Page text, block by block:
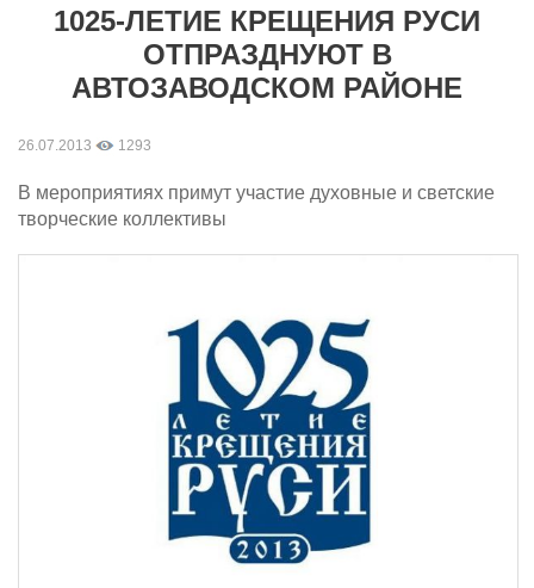
1025-ЛЕТИЕ КРЕЩЕНИЯ РУСИ
ОТПРАЗДНУЮТ В
АВТОЗАВОДСКОМ РАЙОНЕ
26.07.2013 1293
В мероприятиях примут участие духовные и светские
творческие коллективы